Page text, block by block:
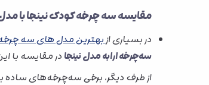
مقایسه سه چرخه کودک نینجا با
در بسیاری ازبهترین مدل های سه
سه‌چرخه ارابه مدل نینجا در مقایسه با
از طرف دیگر، برخی سه‌چرخه‌های ساده